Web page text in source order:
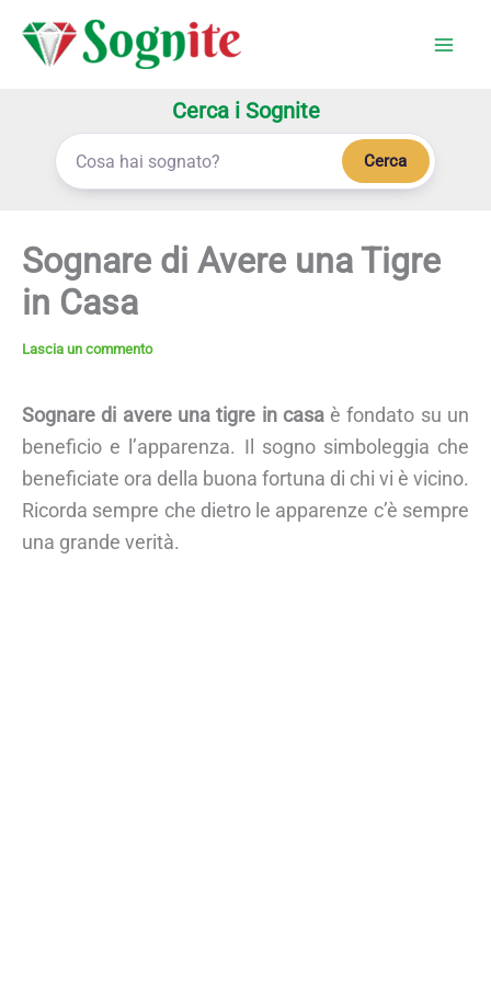
Cerca i Sognite
Cerca
Sognare di Avere una Tigre
in Casa
Lascia un commento
Sognare di avere una tigre in casaè fondato su un
beneficio e l’apparenza. Il sogno simboleggia che
beneficiate ora della buona fortuna di chi vi è vicino.
Ricorda sempre che dietro le apparenze c’è sempre
una grande verità.